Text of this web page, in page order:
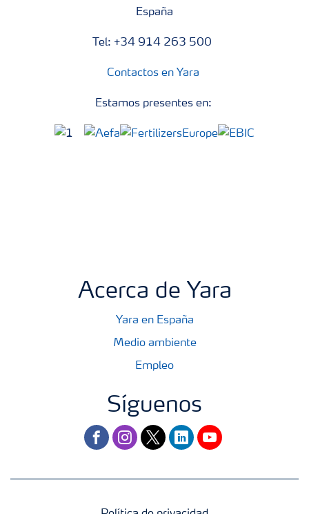
España
Tel: +34 914 263 500
Contactos en Yara
Estamos presentes en:
Acerca de Yara
Yara en España
Medio ambiente
Empleo
Síguenos
facebookinstagram
twitterlinkedinyoutube